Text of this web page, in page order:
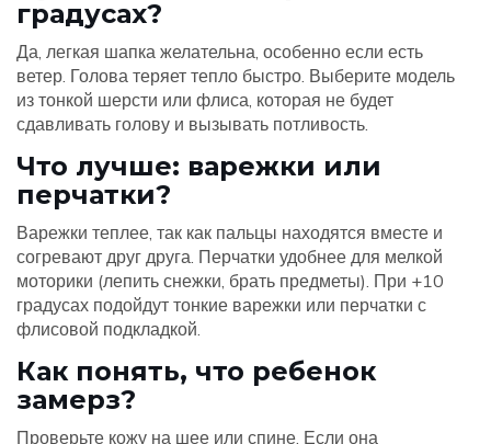
градусах?
Да, легкая шапка желательна, особенно если есть
ветер. Голова теряет тепло быстро. Выберите модель
из тонкой шерсти или флиса, которая не будет
сдавливать голову и вызывать потливость.
Что лучше: варежки или
перчатки?
Варежки теплее, так как пальцы находятся вместе и
согревают друг друга. Перчатки удобнее для мелкой
моторики (лепить снежки, брать предметы). При +10
градусах подойдут тонкие варежки или перчатки с
флисовой подкладкой.
Как понять, что ребенок
замерз?
Проверьте кожу на шее или спине. Если она